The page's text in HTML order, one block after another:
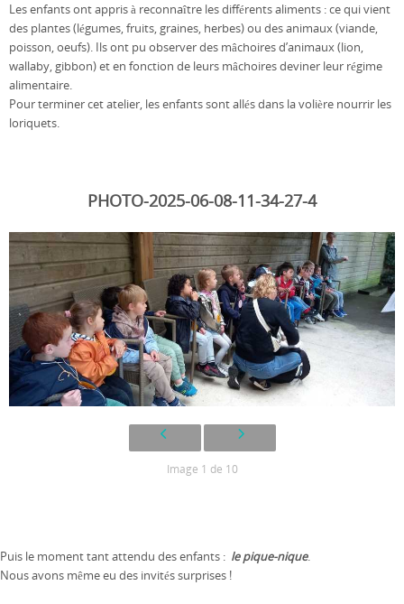
Les enfants ont appris à reconnaître les différents aliments : ce qui vient
des plantes (légumes, fruits, graines, herbes) ou des animaux (viande,
poisson, oeufs). Ils ont pu observer des mâchoires d’animaux (lion,
wallaby, gibbon) et en fonction de leurs mâchoires deviner leur régime
alimentaire.
Pour terminer cet atelier, les enfants sont allés dans la volière nourrir les
loriquets.
PHOTO-2025-06-08-11-34-27-4
Image 1 de 10
Puis le moment tant attendu des enfants : le pique-nique.
Nous avons même eu des invités surprises !